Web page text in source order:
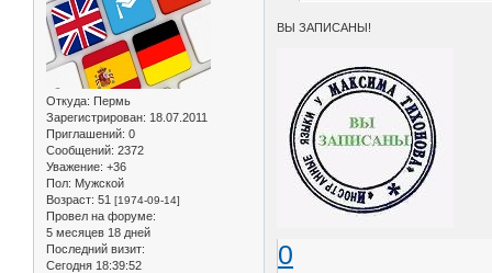
Откуда: Пермь
Зарегистрирован: 18.07.2011
Приглашений: 0
Сообщений: 2372
Уважение: +36
Пол: Мужской
Возраст: 51 [1974-09-14]
Провел на форуме:
5 месяцев 18 дней
Последний визит:
Сегодня 18:39:52
ВЫ ЗАПИСАНЫ!
0